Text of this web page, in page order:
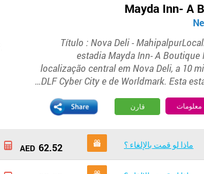
Mayda Inn- A
Título : Nova Deli -
estadia Mayda Inn- A Boutique
localização central em Nova Deli, a 10
DLF Cyber City e de Worldmark. Esta
معلومات قارن
ماذا لو قمت بالإلغاء ؟ 62.52